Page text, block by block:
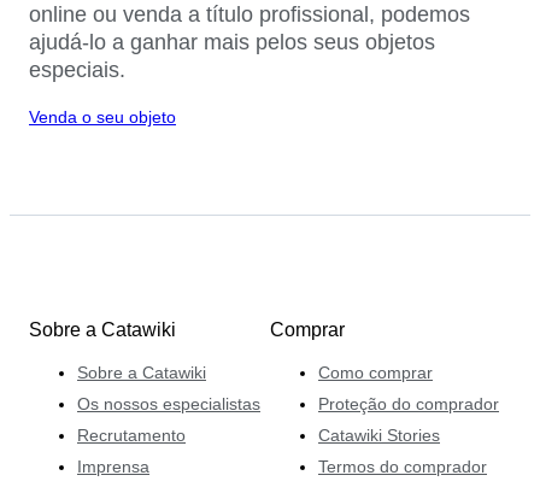
online ou venda a título profissional, podemos
ajudá-lo a ganhar mais pelos seus objetos
especiais.
Venda o seu objeto
Sobre a Catawiki
Sobre a Catawiki
Os nossos especialistas
Recrutamento
Imprensa
Comprar
Como comprar
Proteção do comprador
Catawiki Stories
Termos do comprador